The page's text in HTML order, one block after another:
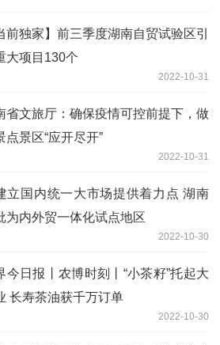
前独家】前三季度湖南自贸试验区引
大项目130个
2022-10-31
省文旅厅：确保疫情可控前提下，做
点景区“应开尽开”
2022-10-31
立国内统一大市场提供着力点 湖南
为内外贸一体化试点地区
2022-10-30
今日报丨农博时刻丨“小茶籽”托起大
长寿茶油获千万订单
2022-10-30